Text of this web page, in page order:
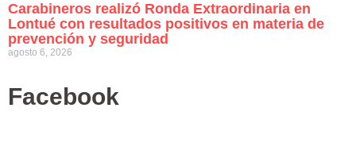
Carabineros realizó Ronda Extraordinaria en
Lontué con resultados positivos en materia de
prevención y seguridad
agosto 6, 2026
Facebook